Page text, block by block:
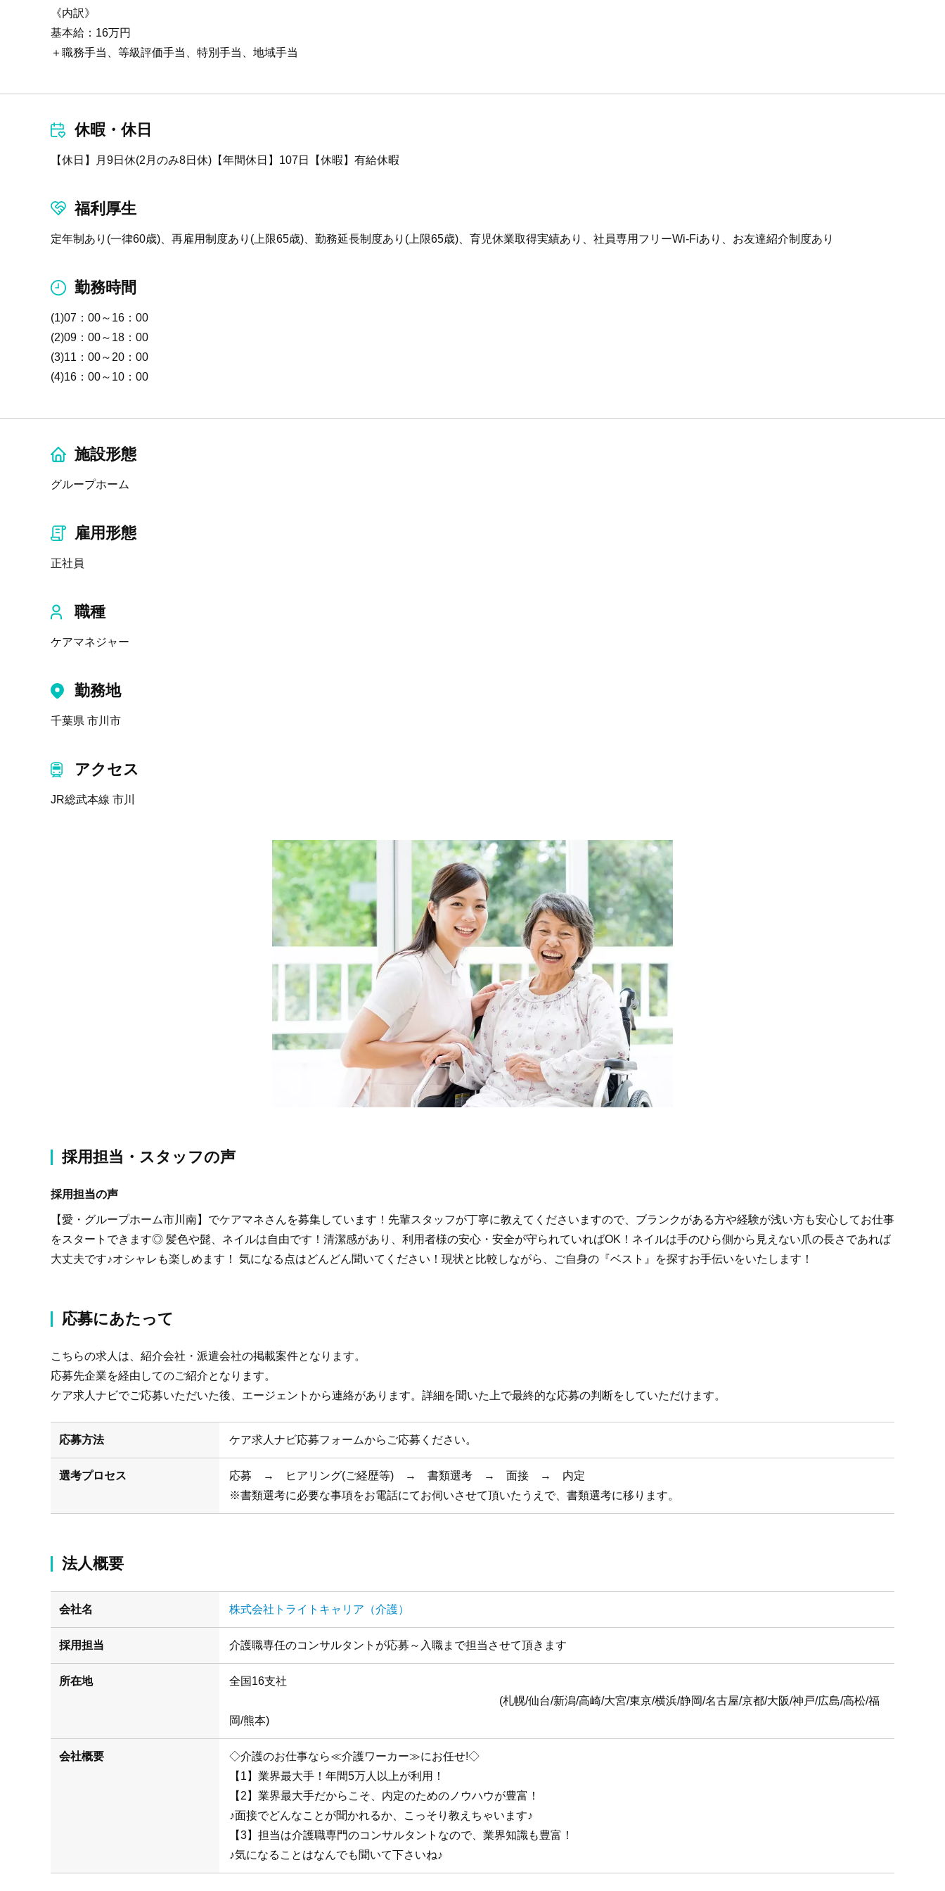
《内訳》
基本給：16万円
＋職務手当、等級評価手当、特別手当、地域手当
休暇・休日
【休日】月9日休(2月のみ8日休)【年間休日】107日【休暇】有給休暇
福利厚生
定年制あり(一律60歳)、再雇用制度あり(上限65歳)、勤務延長制度あり(上限65歳)、育児休業取得実績あり、社員専用フリーWi-Fiあり、お友達紹介制度あり
勤務時間
(1)07：00～16：00
(2)09：00～18：00
(3)11：00～20：00
(4)16：00～10：00
施設形態
グループホーム
雇用形態
正社員
職種
ケアマネジャー
勤務地
千葉県 市川市
アクセス
JR総武本線 市川
採用担当・スタッフの声
採用担当の声
【愛・グループホーム市川南】でケアマネさんを募集しています！先輩スタッフが丁寧に教えてくださいますので、ブランクがある方や経験が浅い方も安心してお仕事
をスタートできます◎ 髪色や髭、ネイルは自由です！清潔感があり、利用者様の安心・安全が守られていればOK！ネイルは手のひら側から見えない爪の長さであれば
大丈夫です♪オシャレも楽しめます！ 気になる点はどんどん聞いてください！現状と比較しながら、ご自身の『ベスト』を探すお手伝いをいたします！
応募にあたって
こちらの求人は、紹介会社・派遣会社の掲載案件となります。
応募先企業を経由してのご紹介となります。
ケア求人ナビでご応募いただいた後、エージェントから連絡があります。詳細を聞いた上で最終的な応募の判断をしていただけます。
応募方法 ケア求人ナビ応募フォームからご応募ください。
選考プロセス
応募 → ヒアリング(ご経歴等) → 書類選考 → 面接 → 内定
※書類選考に必要な事項をお電話にてお伺いさせて頂いたうえで、書類選考に移ります。
法人概要
会社名 株式会社トライトキャリア（介護）
採用担当 介護職専任のコンサルタントが応募～入職まで担当させて頂きます
所在地
全国16支社
(札幌/仙台/新潟/高崎/大宮/東京/横浜/静岡/名古屋/京都/大阪/神戸/広島/高松/福
岡/熊本)
会社概要
◇介護のお仕事なら≪介護ワーカー≫にお任せ!◇
【1】業界最大手！年間5万人以上が利用！
【2】業界最大手だからこそ、内定のためのノウハウが豊富！
♪面接でどんなことが聞かれるか、こっそり教えちゃいます♪
【3】担当は介護職専門のコンサルタントなので、業界知識も豊富！
♪気になることはなんでも聞いて下さいね♪